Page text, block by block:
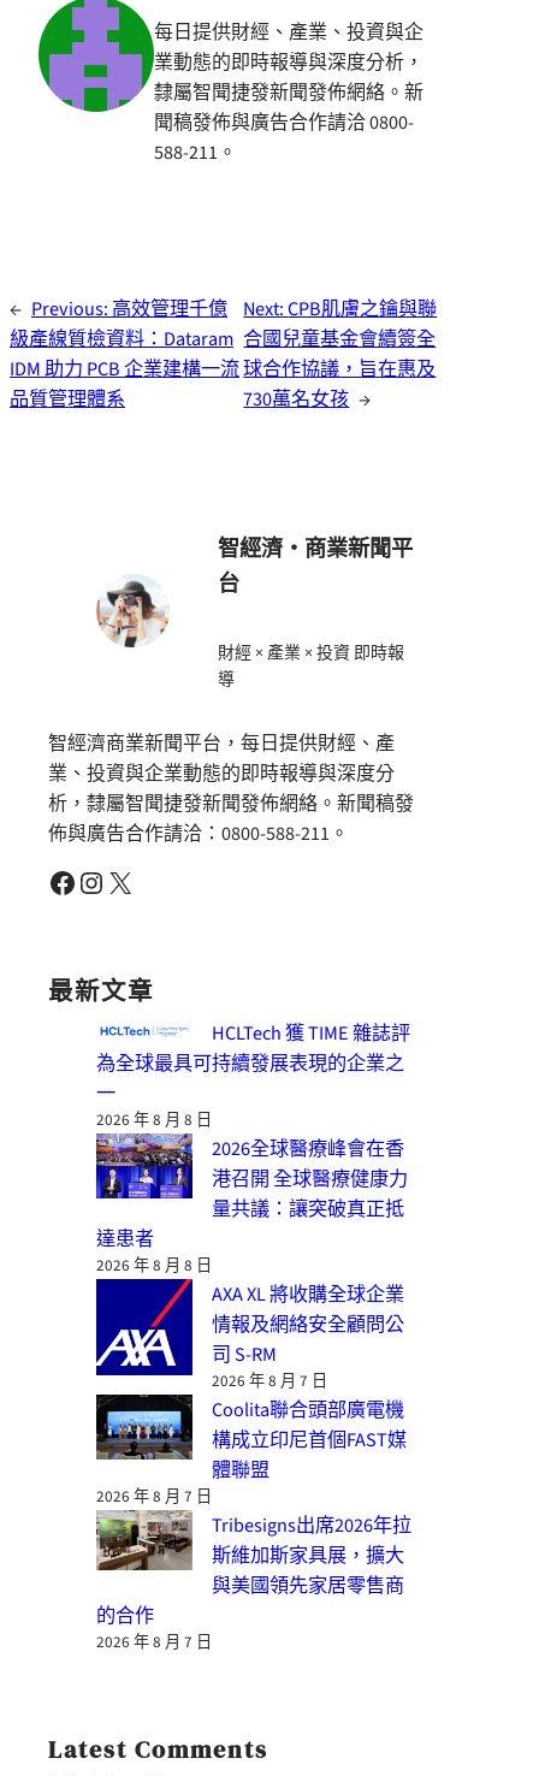
每日提供財經、產業、投資與企
業動態的即時報導與深度分析，
隸屬智聞捷發新聞發佈網絡。新
聞稿發佈與廣告合作請洽 0800-
588-211。
← Previous: 高效管理千億
級產線質檢資料：Dataram
IDM 助力 PCB 企業建構一流
品質管理體系
Next:CPB肌膚之鑰與聯
合國兒童基金會續簽全
球合作協議，旨在惠及
730萬名女孩 →
智經濟・商業新聞平
台
財經 × 產業 × 投資 即時報
導
智經濟商業新聞平台，每日提供財經、產
業、投資與企業動態的即時報導與深度分
析，隸屬智聞捷發新聞發佈網絡。新聞稿發
佈與廣告合作請洽：0800-588-211。
Facebook Instagram X
最新文章
HCLTech 獲 TIME 雜誌評
為全球最具可持續發展表現的企業之
一
2026 年 8 月 8 日
2026全球醫療峰會在香
港召開 全球醫療健康力
量共議：讓突破真正抵
達患者
2026 年 8 月 8 日
AXA XL 將收購全球企業
情報及網絡安全顧問公
司 S-RM
2026 年 8 月 7 日
Coolita聯合頭部廣電機
構成立印尼首個FAST媒
體聯盟
2026 年 8 月 7 日
Tribesigns出席2026年拉
斯維加斯家具展，擴大
與美國領先家居零售商
的合作
2026 年 8 月 7 日
Latest Comments